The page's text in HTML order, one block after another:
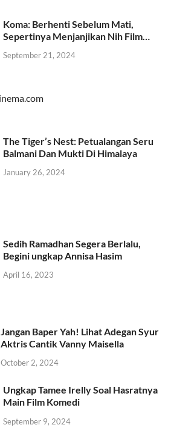
Koma: Berhenti Sebelum Mati,
Sepertinya Menjanjikan Nih Film…
September 21, 2024
The Tiger’s Nest: Petualangan Seru
Balmani Dan Mukti Di Himalaya
January 26, 2024
Sedih Ramadhan Segera Berlalu,
Begini ungkap Annisa Hasim
April 16, 2023
Jangan Baper Yah! Lihat Adegan Syur
Aktris Cantik Vanny Maisella
October 2, 2024
Ungkap Tamee Irelly Soal Hasratnya
Main Film Komedi
September 9, 2024